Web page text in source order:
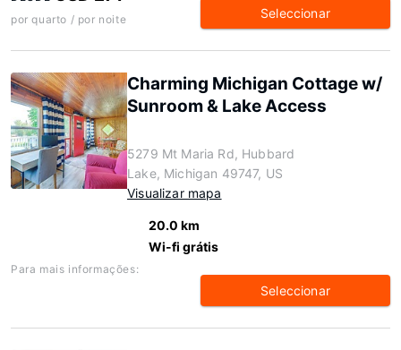
por quarto / por noite Seleccionar
Charming Michigan Cottage w/
Sunroom & Lake Access
5279 Mt Maria Rd, Hubbard
Lake, Michigan 49747, US
Visualizar mapa
20.0 km
Wi-fi grátis
Para mais informações:
Seleccionar